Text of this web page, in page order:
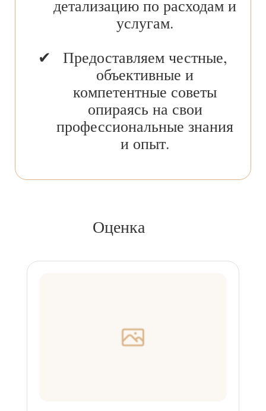
детализацию по расходам и
услугам.
Предоставляем честные,
объективные и
компетентные советы
опираясь на свои
профессиональные знания
и опыт.
Оценка